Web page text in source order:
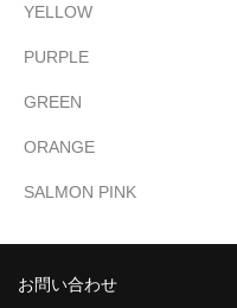
YELLOW
PURPLE
GREEN
ORANGE
SALMON PINK
お問い合わせ